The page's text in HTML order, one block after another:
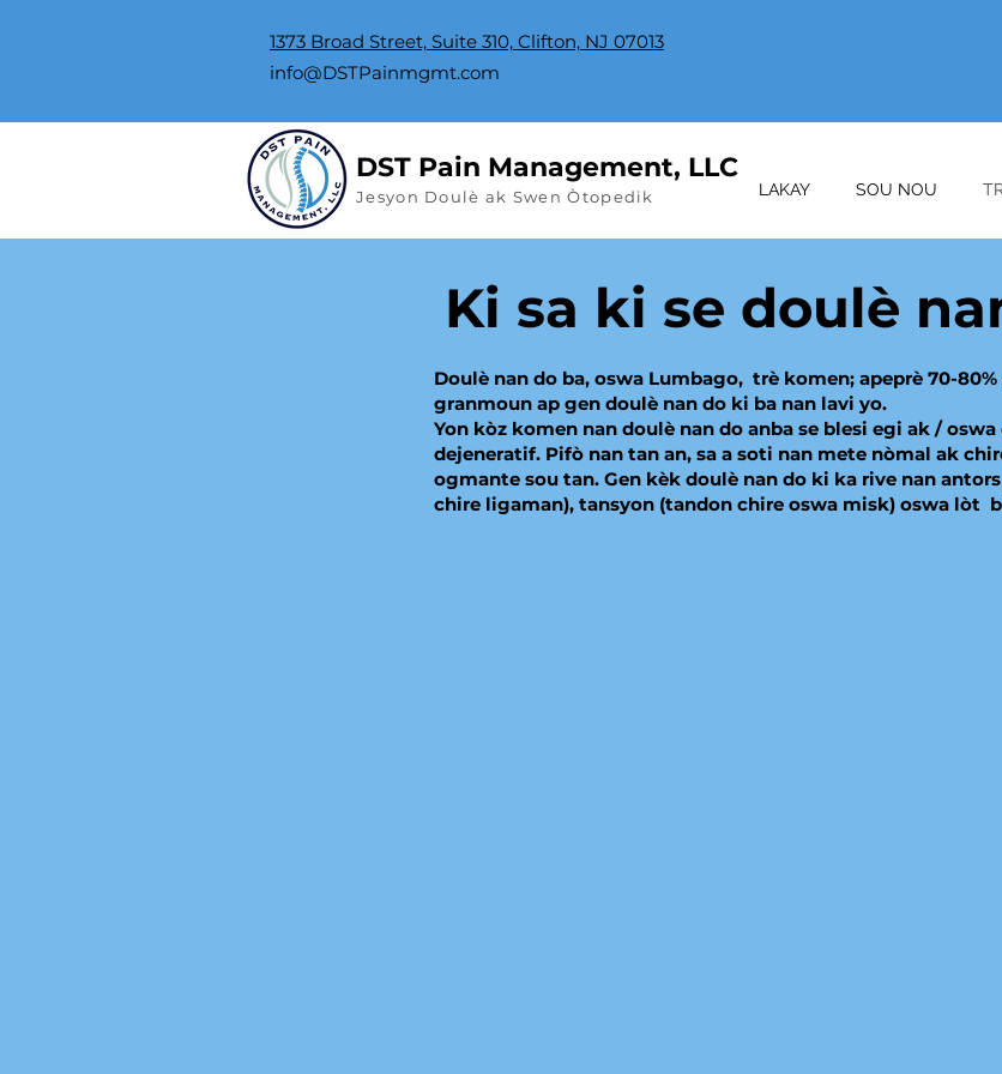
1373 Broad Street, Suite 310, Clifton, NJ 07013
info@DSTPainmgmt.com
DST Pain Management, LLC
LAKAY SOU NOU
Jesyon Doulè ak Swen Òtopedik
Ki sa ki se doulè
Doulè nan do ba, oswa Lumbago, trè komen; apeprè 70-
granmoun ap gen doulè nan do ki ba nan lavi yo.
Yon kòz komen nan doulè nan do anba se blesi egi ak /
dejeneratif. Pifò nan tan an, sa a soti nan mete nòmal ak
ogmante sou tan. Gen kèk doulè nan do ki ka rive nan
chire ligaman), tansyon (tandon chire oswa misk) oswa lòt